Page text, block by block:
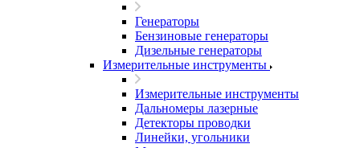
Генераторы
Бензиновые генераторы
Дизельные генераторы
Измерительные инструменты
Измерительные инструменты
Дальномеры лазерные
Детекторы проводки
Линейки, угольники